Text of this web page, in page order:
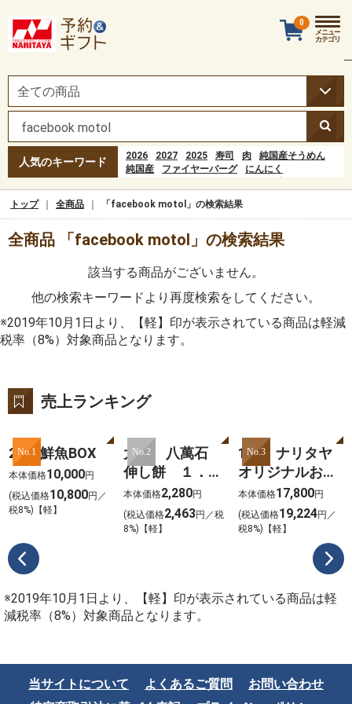
人気のキーワード 2026 2027 2025 寿司 肉
純国産そうめん
純国産
ファイヤーバーグ
にんにく
チーズ
0
メニュー
カテゴリ
トップ 全商品 「facebook motol」の検索結果
全商品 「facebook motol」の検索結果
該当する商品がございません。
他の検索キーワードより再度検索をしてください。
※2019年10月1日より、【軽】印が表示されている商品は軽減
税率（8%）対象商品となります。
売上ランキング
No.1
2025鮮魚BOX
本体価格10,000円
(税込価格10,800円／
税8%)【軽】
No.2
大新 八萬石
伸し餅 １．８
ｋｇ
本体価格2,280円
(税込価格2,463円／税
8%)【軽】
No.3
101 ナリタヤ
オリジナルおせ
ち 2026
本体価格17,800円
(税込価格19,224円／
税8%)【軽】
※2019年10月1日より、【軽】印が表示されている商品は軽
減税率（8%）対象商品となります。
当サイトについて よくあるご質問
お問い合わせ